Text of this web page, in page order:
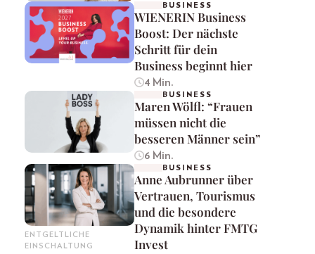
BUSINESS
WIENERIN Business
Boost: Der nächste
Schritt für dein
Business beginnt hier
4 Min.
BUSINESS
Maren Wölfl: “Frauen
müssen nicht die
besseren Männer sein”
6 Min.
ENTGELTLICHE
EINSCHALTUNG
BUSINESS
Anne Aubrunner über
Vertrauen, Tourismus
und die besondere
Dynamik hinter FMTG
Invest